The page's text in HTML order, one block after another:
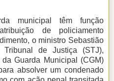
municipal têm função
de policiamento
o ministro Sebastião
de Justiça (STJ),
Guarda Municipal (CGM)
absolver um condenado